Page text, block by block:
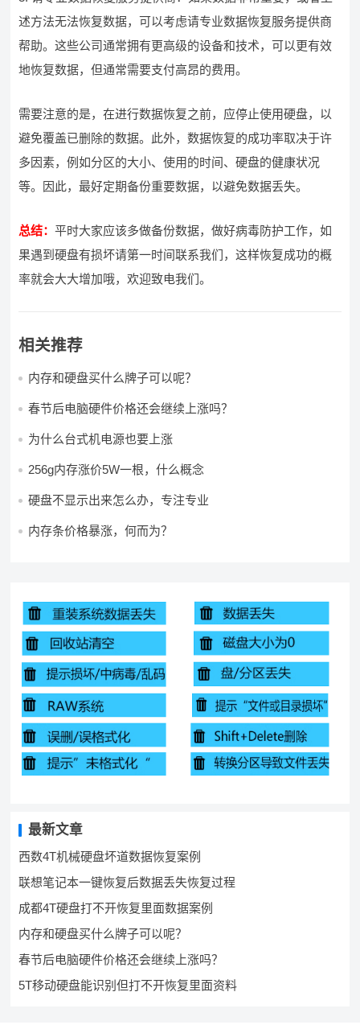
述方法无法恢复数据，可以考虑请专业数据恢复服务提供商
帮助。这些公司通常拥有更高级的设备和技术，可以更有效
地恢复数据，但通常需要支付高昂的费用。
需要注意的是，在进行数据恢复之前，应停止使用硬盘，以
避免覆盖已删除的数据。此外，数据恢复的成功率取决于许
多因素，例如分区的大小、使用的时间、硬盘的健康状况
等。因此，最好定期备份重要数据，以避免数据丢失。
总结：平时大家应该多做备份数据，做好病毒防护工作，如
果遇到硬盘有损坏请第一时间联系我们，这样恢复成功的概
率就会大大增加哦，欢迎致电我们。
相关推荐
内存和硬盘买什么牌子可以呢？
春节后电脑硬件价格还会继续上涨吗？
为什么台式机电源也要上涨
256g内存涨价5W一根，什么概念
硬盘不显示出来怎么办，专注专业
内存条价格暴涨，何而为？
最新文章
西数4T机械硬盘坏道数据恢复案例
联想笔记本一键恢复后数据丢失恢复过程
成都4T硬盘打不开恢复里面数据案例
内存和硬盘买什么牌子可以呢？
春节后电脑硬件价格还会继续上涨吗？
5T移动硬盘能识别但打不开恢复里面资料